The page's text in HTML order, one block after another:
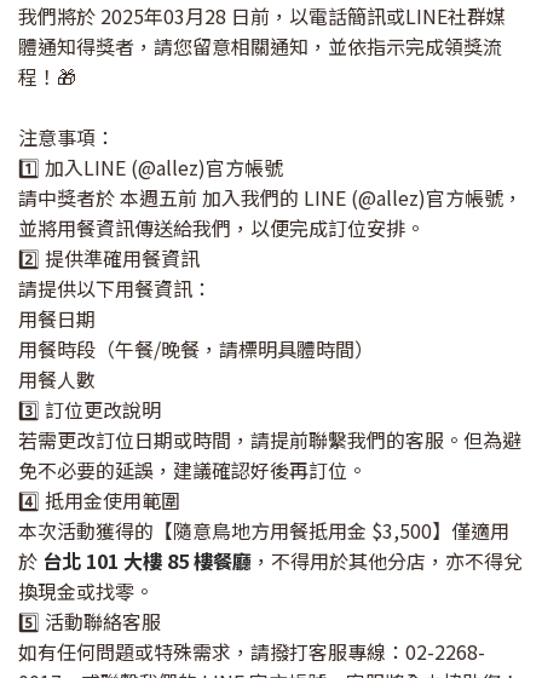
我們將於 2025年03月28 日前，以電話簡訊或LINE社群媒
體通知得獎者，請您留意相關通知，並依指示完成領獎流
程！🎁
注意事項：
1️⃣ 加入LINE (@allez)官方帳號
請中獎者於 本週五前 加入我們的 LINE (@allez)官方帳號，
並將用餐資訊傳送給我們，以便完成訂位安排。
2️⃣ 提供準確用餐資訊
請提供以下用餐資訊：
用餐日期
用餐時段（午餐/晚餐，請標明具體時間）
用餐人數
3️⃣ 訂位更改說明
若需更改訂位日期或時間，請提前聯繫我們的客服。但為避
免不必要的延誤，建議確認好後再訂位。
4️⃣ 抵用金使用範圍
本次活動獲得的【隨意鳥地方用餐抵用金 $3,500】僅適用
於 台北 101 大樓 85 樓餐廳 ，不得用於其他分店，亦不得兌
換現金或找零。
5️⃣ 活動聯絡客服
如有任何問題或特殊需求，請撥打客服專線：02-2268-